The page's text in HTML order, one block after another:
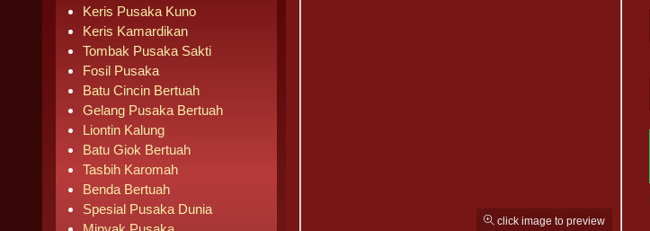
click image to preview
Keris Pusaka Kuno
Keris Kamardikan
Tombak Pusaka Sakti
Fosil Pusaka
Batu Cincin Bertuah
Gelang Pusaka Bertuah
Liontin Kalung
Batu Giok Bertuah
Tasbih Karomah
Benda Bertuah
Spesial Pusaka Dunia